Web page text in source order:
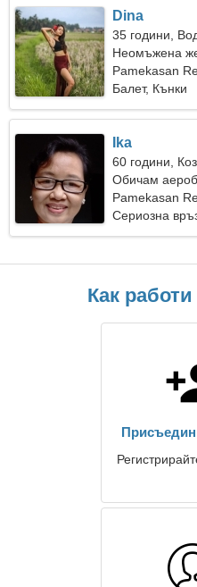
Dina
35 години,
Неомъжена
Pamekasan
Балет, Кънки
Ika
60 години,
Обичам
Pamekasan
Сериозна
Как